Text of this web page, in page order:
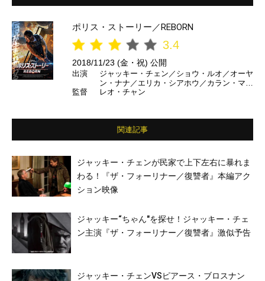
ポリス・ストーリー／REBORN
3.4
2018/11/23 (金・祝) 公開
出演
ジャッキー・チェン／ショウ・ルオ／オーヤ
ン・ナナ／エリカ・シアホウ／カラン・マル
ヴェイ／テス・ハウブリック ほか
監督 レオ・チャン
関連記事
ジャッキー・チェンが民家で上下左右に暴れま
わる！『ザ・フォーリナー／復讐者』本編アク
ション映像
ジャッキー“ちゃん″を探せ！ジャッキー・チェ
ン主演『ザ・フォーリナー／復讐者』激似予告
ジャッキー・チェンVSピアース・ブロスナン